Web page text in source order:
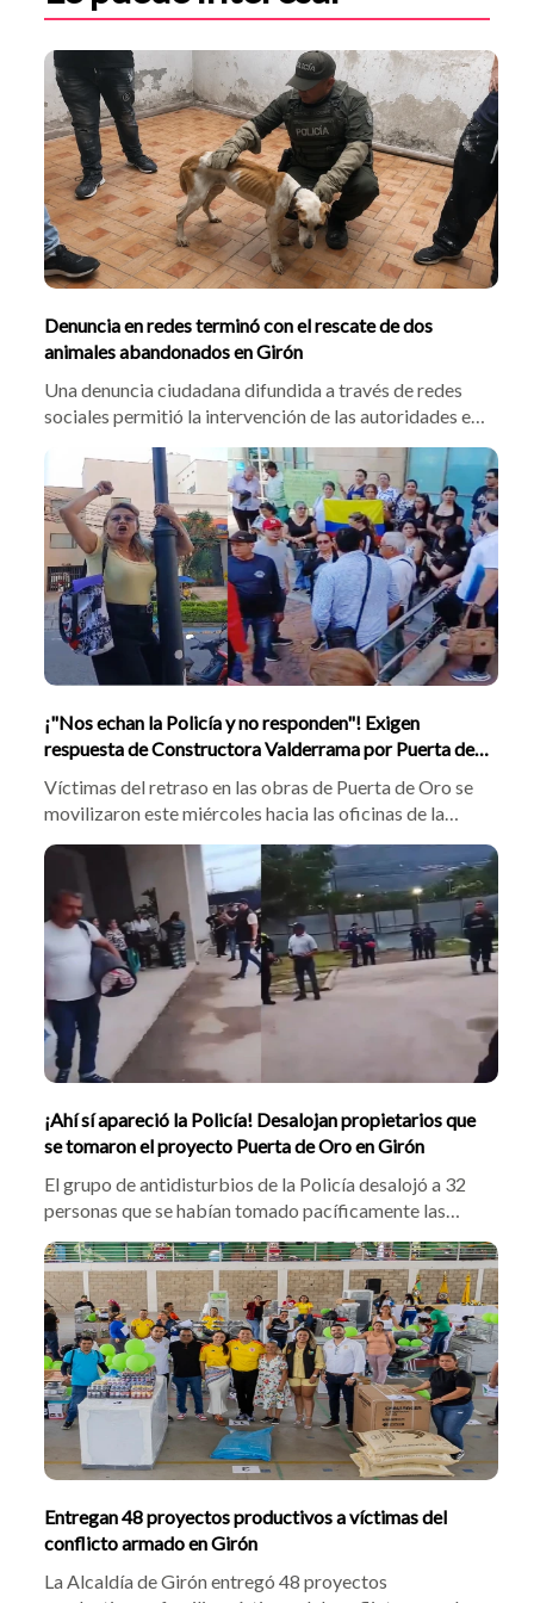
Denuncia en redes terminó con el rescate de dos
animales abandonados en Girón
Una denuncia ciudadana difundida a través de redes
sociales permitió la intervención de las autoridades en
una vivienda del barrio El Poblado, en Girón, donde
fueron hallados un perro y un gato que, al parecer,
habían sido abandonados por sus cuidadores.
¡"Nos echan la Policía y no responden"! Exigen
respuesta de Constructora Valderrama por Puerta de
Víctimas del retraso en las obras de Puerta de Oro se
movilizaron este miércoles hacia las oficinas de la
Constructora Valderrama en Sotomayor. La comunidad
exigió la intervención de las autoridades y denunció
que la firma pretende reajustar los precios de venta de
las viviendas ya canceladas.
¡Ahí sí apareció la Policía! Desalojan propietarios que
se tomaron el proyecto Puerta de Oro en Girón
El grupo de antidisturbios de la Policía desalojó a 32
personas que se habían tomado pacíficamente las
obras inconclusas del conjunto Puerta de Oro, en
Girón. Los afectados manifestaron que tras ocho años
de espera y promesas de la Constructora Valderrama,
decidieron ingresar al predio con fiducias en mano
para reclamar por las fallas de alcantarillado y el
incremento injustificado en el costo de las viviendas.
¡No paran de revictimizarlos!
Entregan 48 proyectos productivos a víctimas del
conflicto armado en Girón
La Alcaldía de Girón entregó 48 proyectos